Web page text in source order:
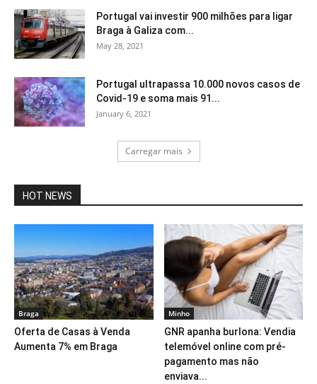
Portugal vai investir 900 milhões para ligar
Braga à Galiza com...
May 28, 2021
Portugal ultrapassa 10.000 novos casos de
Covid-19 e soma mais 91...
January 6, 2021
Carregar mais
HOT NEWS
Braga
Oferta de Casas à Venda
Aumenta 7% em Braga
Minho
GNR apanha burlona: Vendia
telemóvel online com pré-
pagamento mas não
enviava...